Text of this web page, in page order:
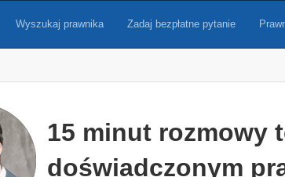
Wyszukaj prawnika Zadaj bezpłatne pytanie
15 minut rozmowy
doświadczonym